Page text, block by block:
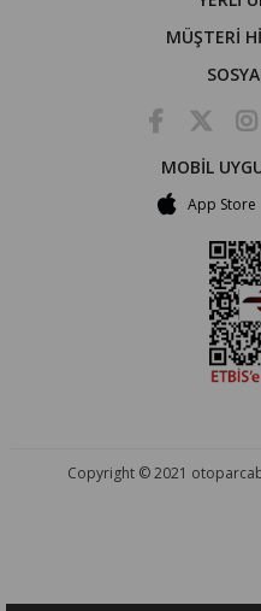
MÜŞTERİ
MOBİL
App Store
Copyright © 2021